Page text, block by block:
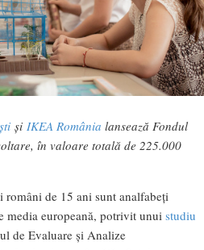
și IKEA România lansează Fondul
, în valoare totală de 225.000
de 15 ani sunt analfabeți
media europeană, potrivit unui studiu
de Evaluare și Analize